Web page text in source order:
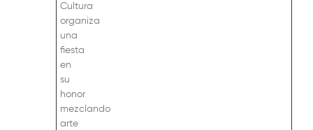
Cultura
organiza
una
fiesta
en
su
honor
mezclando
arte